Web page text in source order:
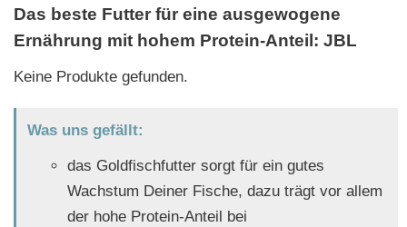
Das beste Futter für eine ausgewogene
Ernährung mit hohem Protein-Anteil: JBL
Keine Produkte gefunden.
Was uns gefällt:
das Goldfischfutter sorgt für ein gutes
Wachstum Deiner Fische, dazu trägt vor allem
der hohe Protein-Anteil bei